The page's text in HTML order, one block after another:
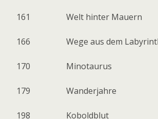
161 Welt hinter Mauern
166 Wege aus dem
170 Minotaurus
179 Wanderjahre
198 Koboldblut